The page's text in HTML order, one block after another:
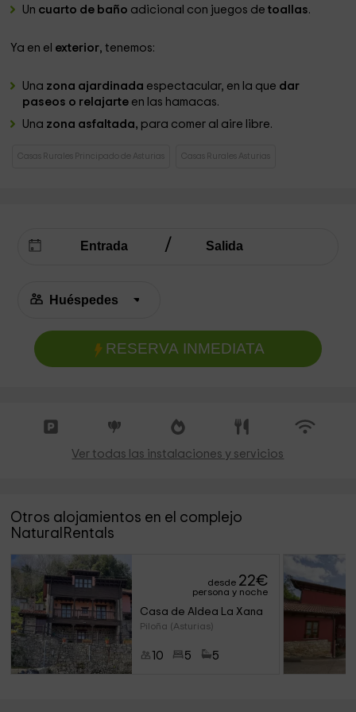
Un cuarto de baño adicional con juegos detoallas.
Ya en el exterior, tenemos:
Una zona ajardinada espectacular, en la que dar
paseos o relajarte en las hamacas.
Una zona asfaltada, para comer al aire libre.
Casas Rurales Principado de Asturias Casas Rurales Asturias
RESERVA INMEDIATA
Ver todas las instalaciones y servicios
Otros alojamientos en el complejo
NaturalRentals
desde 22€
persona y noche
Casa de Aldea La Xana
Piloña (Asturias)
10 5 5